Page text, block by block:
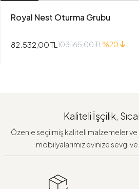
Royal Nest Oturma Grubu
82.532,00 TL 103.165,00 TL%20
Kaliteli İşçilik,
Özenle seçilmiş kaliteli malzemeler
mobilyalarımız evinize sevgi